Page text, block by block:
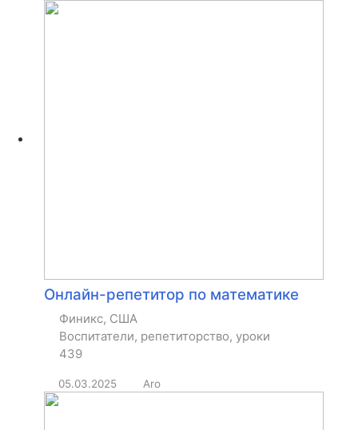
Онлайн-репетитор по математике
Финикс, США
Воспитатели, репетиторство, уроки
439
05.03.2025 Aro